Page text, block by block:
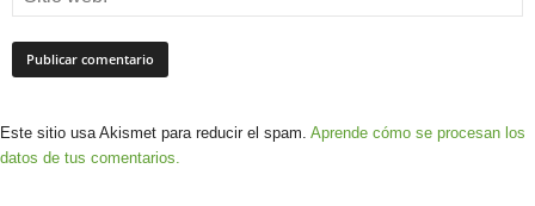
Este sitio usa Akismet para reducir el spam. Aprende cómo se procesan los
datos de tus comentarios.